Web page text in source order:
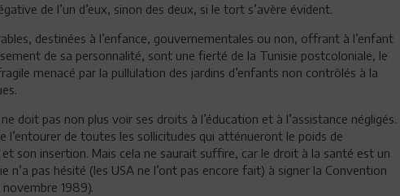
de l’un d’eux, sinon des deux, si le tort s’avère évident.
destinées à l’enfance, gouvernementales ou non, offrant à l’enfant
de sa personnalité, sont une fierté de la Tunisie postcoloniale, le
menacé par la pullulation des jardins d’enfants non contrôlés à la
doit pas non plus voir ses droits à l’éducation et à l’assistance négligés.
l’entourer de toutes les sollicitudes qui atténueront le poids de
son insertion. Mais cela ne saurait suffire, car le droit à la santé est un
pas hésité (les USA ne l’ont pas encore fait) à signer la Convention
1989).